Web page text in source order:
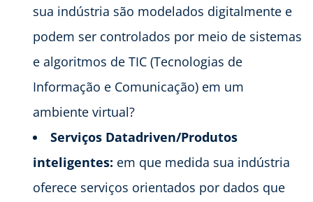
sua indústria são modelados digitalmente e
podem ser controlados por meio de sistemas
e algoritmos de TIC (Tecnologias de
Informação e Comunicação) em um
ambiente virtual?
Serviços Datadriven/Produtos
inteligentes: em que medida sua indústria
oferece serviços orientados por dados que